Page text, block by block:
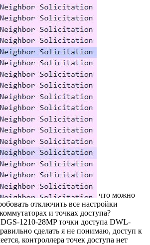
что можно
отключить все настройки
и точках доступа?
1210-28MP точки доступа DWL-
сделать я не понимаю, доступ к
контроллера точек доступа нет